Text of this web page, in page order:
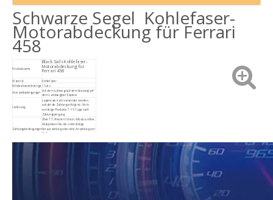
Mansory Bodykit für Mercedes Benz GLE Coupé
Schwarze Segel Kohlefaser-
Motorabdeckung für Ferrari
458
Produktname
Black Sails Kohlefaser-
Motorabdeckung für
Ferrari 458
Material Kohlefaser
Mindestbestellmenge 1 Satz
Versandbedingungen
Auf dem Luftweg/auf dem Seeweg/auf
dem Landweg/per Express
Lieferung
Lagerware kann versendet werden,
sobald die Zahlung erfolgt ist; Nicht
vorrätige Produkte 7–15 Tage nach
Zahlungseingang
Zahlungsbedingungen
Über TT, Western Union, Alibaba online.
Akzeptieren Sie die vollständige
Vorauszahlung oder eine Anzahlung von
30 %
Für alle Produkte, die mit der
Spezialisiert auf OEM- und ODM-